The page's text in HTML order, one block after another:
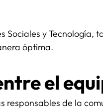
Sociales y
óptima.
el
responsables de la